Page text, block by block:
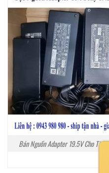
Bán Nguồn Adapter 19.5V Cho Tivi